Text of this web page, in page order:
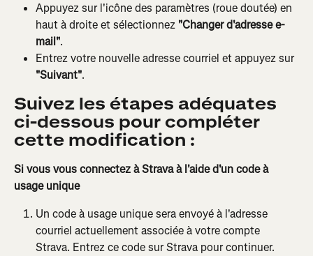
Appuyez sur l'icône des paramètres (roue doutée) en
haut à droite et sélectionnez "Changer d'adresse e-
mail".
Entrez votre nouvelle adresse courriel et appuyez sur
"Suivant".
Suivez les étapes adéquates
ci-dessous pour compléter
cette modification :
Si vous vous connectez à Strava à l'aide d'un code à
usage unique
Un code à usage unique sera envoyé à l'adresse
courriel actuellement associée à votre compte
Strava. Entrez ce code sur Strava pour continuer.